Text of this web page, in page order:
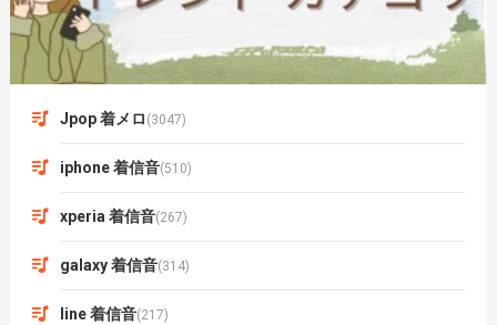
Jpop 着メロ (3047)
iphone 着信音(510)
xperia 着信音(267)
galaxy 着信音(314)
line 着信音(217)